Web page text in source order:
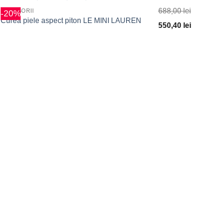
-20%
la
ACCESORII
Curea piele aspect piton LE MINI LAUREN
688,00lei
550,40 lei